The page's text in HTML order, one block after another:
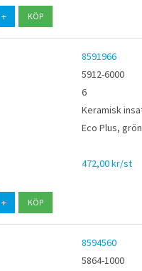
+
8591966
5912-6000
6
Keramisk
Eco Plus,
472,00 kr/st
+
8594560
5864-1000